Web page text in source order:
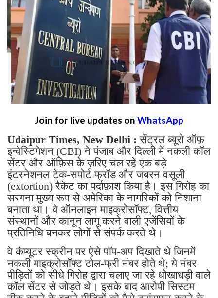
Join for live updates on WhatsApp
Udaipur Times, New Delhi :सेंट्रल ब्यूरो ऑफ़
इन्वेस्टिगेशन (CBI) ने पंजाब और दिल्ली में नकली कॉल
सेंटर और ऑफ़िस के ज़रिए चल रहे एक बड़े
इंटरनेशनल टेक-सपोर्ट फ्रॉड और जबरन वसूली
(extortion) रैकेट का पर्दाफ़ाश किया है। इस गिरोह का
सरगना मुख्य रूप से अमेरिका के नागरिकों को निशाना
बनाता था। वे ऑनलाइन माइक्रोसॉफ्ट, वित्तीय
संस्थानों और कानून लागू करने वाली एजेंसियों के
प्रतिनिधि बनकर लोगों से संपर्क करते थे।
वे कंप्यूटर स्क्रीन पर ऐसे पॉप-अप दिखाते थे जिनमें
नकली माइक्रोसॉफ्ट टोल-फ्री नंबर होते थे; ये नंबर
पीड़ितों को सीधे गिरोह द्वारा चलाए जा रहे धोखाधड़ी वाले
कॉल सेंटर से जोड़ते थे। इसके बाद आरोपी सिस्टम